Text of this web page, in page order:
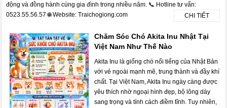
động và đồng hành cùng gia đình trong nhiều năm. 📞 Hotline tư vấn:
0523.55.56.57 🌐 Website: Traichogiong.com
CHI TIẾT
Chăm Sóc Chó Akita Inu Nhật Tại
Việt Nam Như Thế Nào
Akita Inu là giống chó nổi tiếng của Nhật Bản
với vẻ ngoài mạnh mẽ, trung thành và đầy khí
chất. Tại Việt Nam, Akita Inu ngày càng được
yêu thích nhờ ngoại hình đẹp, bộ lông dày
sang trọng và tính cách điềm tĩnh. Tuy nhiên,